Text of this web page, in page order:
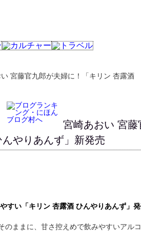
宮藤官九郎が夫婦に！「キリン 杏露酒
宮崎あおい 宮藤
やりあんず」新発売
すい「キリン 杏露酒 ひんやりあんず」
のままに、甘さ控えめで飲みやすいアル